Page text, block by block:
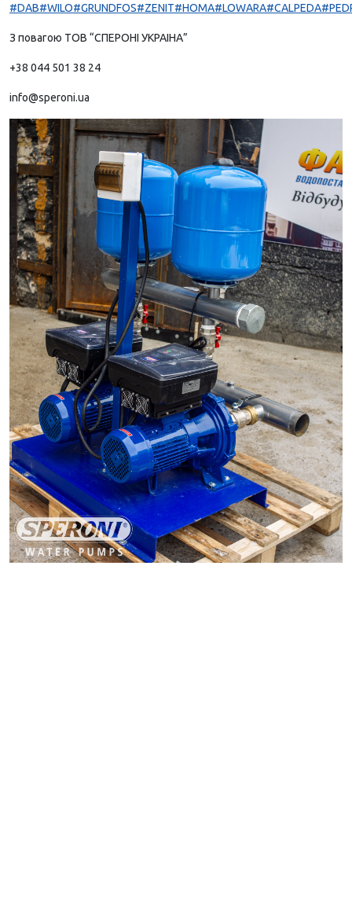
#DAB#WILO#GRUNDFOS#ZENIT#HOMA#LOWARA#CALPEDA
З повагою ТОВ “СПЕРОНІ УКРАІНА”
+38 044 501 38 24
info@speroni.ua